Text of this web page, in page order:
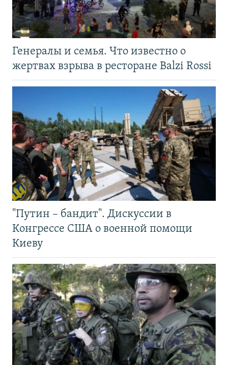
Генералы и семья. Что известно о
жертвах взрыва в ресторане Balzi Rossi
"Путин – бандит". Дискуссии в
Конгрессе США о военной помощи
Киеву